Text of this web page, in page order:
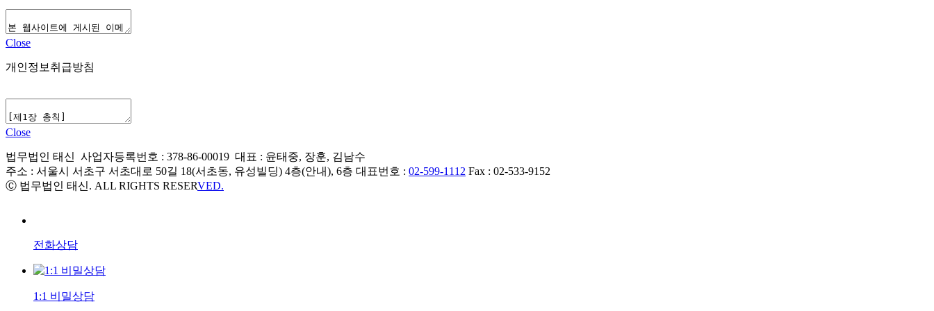
Close
개인정보취급방침
Close
법무법인 태신 사업자등록번호 : 378-86-00019 대표 : 윤태중, 장훈, 김남수
주소 : 서울시 서초구 서초대로 50길 18(서초동, 유성빌딩) 4층(안내), 6층 대표번호 : 02-599-1112 Fax : 02-533-9152
Ⓒ 법무법인 태신. ALL RIGHTS RESERVED.
전화상담
1:1 비밀상담